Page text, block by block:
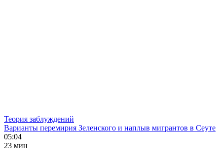
Теория заблуждений
Варианты перемирия Зеленского и наплыв мигрантов в Сеуте
05:04
23 мин